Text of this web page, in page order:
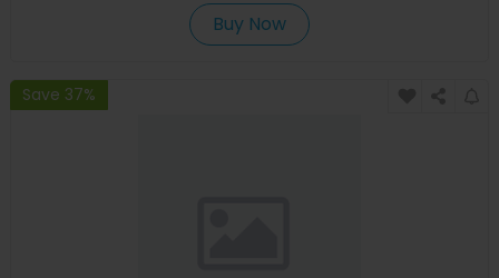
Buy Now
Save 37%